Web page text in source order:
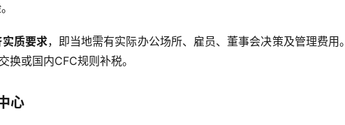
质要求，即当地需有实际办公场所、雇员、董事会决策及管理费用。
换或国内CFC规则补税。
心